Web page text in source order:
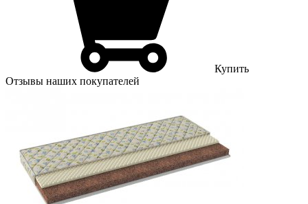
Купить
Отзывы наших покупателей